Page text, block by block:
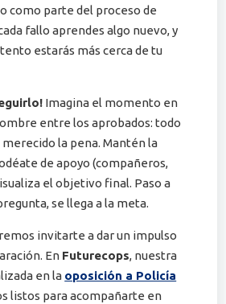
como parte del proceso de
fallo aprendes algo nuevo, y
estarás más cerca de tu
Imagina el momento en
entre los aprobados: todo
la pena. Mantén la
de apoyo (compañeros,
el objetivo final. Paso a
se llega a la meta.
invitarte a dar un impulso
En Futurecops, nuestra
en la oposición a Policía
listos para acompañarte en